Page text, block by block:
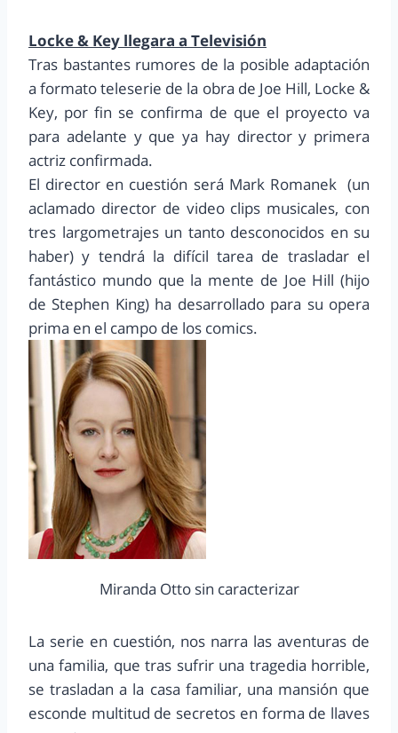
Locke & Key llegara a Televisión
Tras bastantes rumores de la posible adaptación
a formato teleserie de la obra de Joe Hill, Locke &
Key, por fin se confirma de que el proyecto va
para adelante y que ya hay director y primera
actriz confirmada.
El director en cuestión será Mark Romanek (un
aclamado director de video clips musicales, con
tres largometrajes un tanto desconocidos en su
haber) y tendrá la difícil tarea de trasladar el
fantástico mundo que la mente de Joe Hill (hijo
de Stephen King) ha desarrollado para su opera
prima en el campo de los comics.
Miranda Otto sin caracterizar
La serie en cuestión, nos narra las aventuras de
una familia, que tras sufrir una tragedia horrible,
se trasladan a la casa familiar, una mansión que
esconde multitud de secretos en forma de llaves